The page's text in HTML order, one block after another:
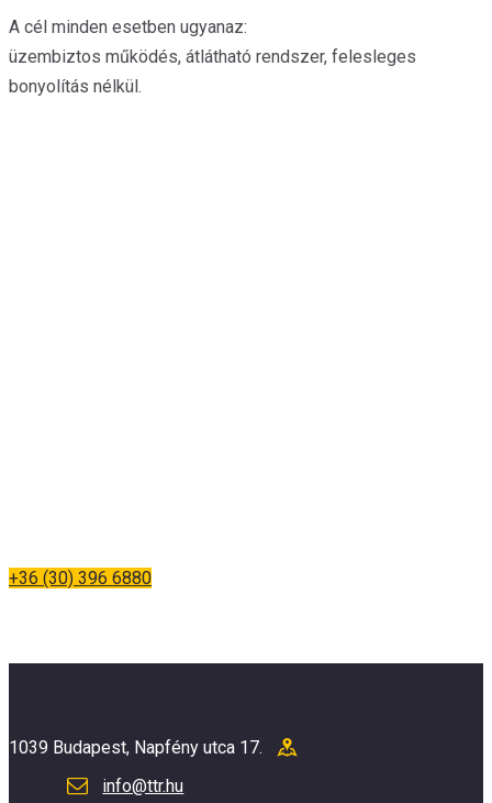
A cél minden esetben ugyanaz:
üzembiztos működés, átlátható rendszer, felesleges
bonyolítás nélkül.
+36 (30) 396 6880
1039 Budapest, Napfény utca 17.
info@ttr.hu